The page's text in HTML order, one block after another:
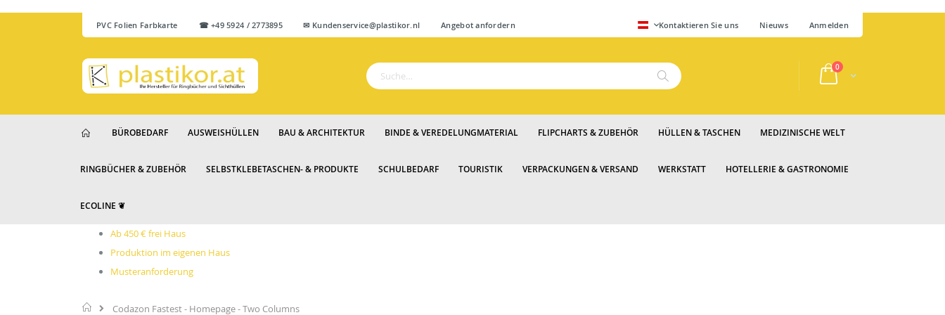
PVC Folien Farbkarte ☎ +49 5924 / 2773895 ✉ Kundenservice@plastikor.nl Angebot anfordernZum
Inhalt
Kontaktieren Sie uns Nieuws Anmelden
SPRACHE
Cart
0Artikel
Suche
BÜROBEDARF AUSWEISHÜLLEN BAU & ARCHITEKTUR BINDE & VEREDELUNGMATERIAL FLIPCHARTS & ZUBEHÖR HÜLLEN & TASCHEN MEDIZINISCHE WELT
RINGBÜCHER & ZUBEHÖR SELBSTKLEBETASCHEN- & PRODUKTE SCHULBEDARF TOURISTIK VERPACKUNGEN & VERSAND WERKSTATT HOTELLERIE & GASTRONOMIE
ECOLINE ❦
Ab 450 € frei Haus
Produktion im eigenen Haus
Musteranforderung
Startseite
Codazon Fastest - Homepage - Two Columns